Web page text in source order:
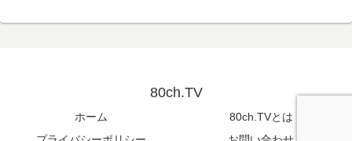
80ch.TV
ホーム
80ch.TVとは